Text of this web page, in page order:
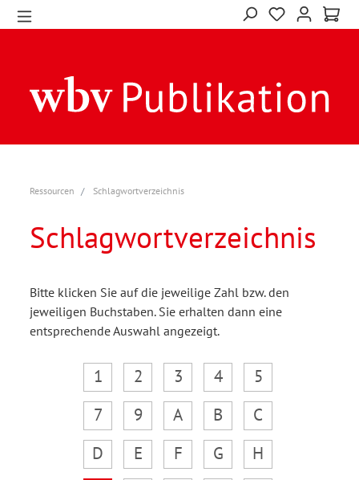
Ressourcen Schlagwortverzeichnis
Schlagwortverzeichnis
Bitte klicken Sie auf die jeweilige Zahl bzw. den
jeweiligen Buchstaben. Sie erhalten dann eine
entsprechende Auswahl angezeigt.
1 2 3 4
5
7
9 A B
C
D
E F G
H